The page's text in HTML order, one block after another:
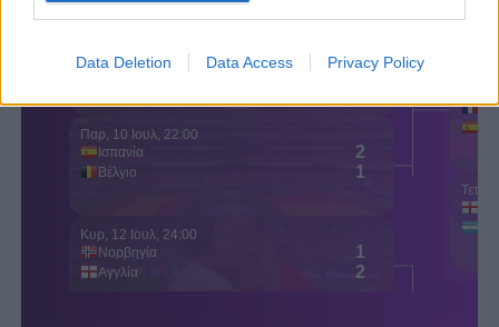
Data Deletion Data Access Privacy Policy